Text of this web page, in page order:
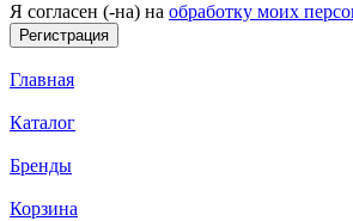
Я согласен (-на) на обработку моих
Главная
Каталог
Бренды
Корзина